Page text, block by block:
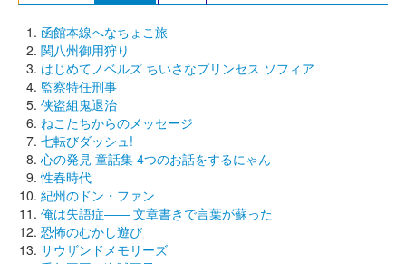
函館本線へなちょこ旅
関八州御用狩り
はじめてノベルズ ちいさなプリンセス ソフィア
監察特任刑事
侠盗組鬼退治
ねこたちからのメッセージ
七転びダッシュ!
心の発見 童話集 4つのお話をするにゃん
性春時代
紀州のドン・ファン
俺は失語症―― 文章書きで言葉が蘇った
恐怖のむかし遊び
サウザンドメモリーズ